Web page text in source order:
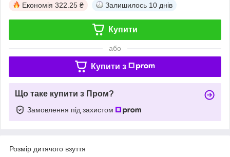
Економія 322.25 ₴ Залишилось 10 днів
Купити
або
Купити з
Що таке купити з Пром?
Замовлення під захистом
Розмір дитячого взуття